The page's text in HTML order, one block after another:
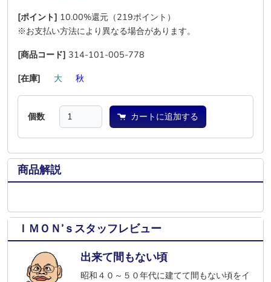
[ポイント] 10.00%還元（219ポイント）
※お支払い方法により異なる場合があります。
[商品コード] 314-101-005-778
[在庫]
大 秋
個数 カートに追加する
商品解説
ＩＭＯＮ’ｓスタッフレビュー
出来て間もない頃
昭和４０～５０年代に建てて間もない頃をイ